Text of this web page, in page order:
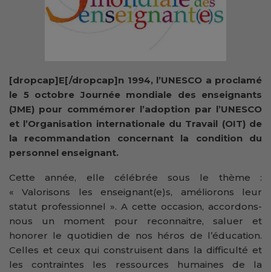
[dropcap]E[/dropcap]n 1994, l’UNESCO a proclamé
le 5 octobre Journée mondiale des enseignants
(JME) pour commémorer l’adoption par l’UNESCO
et l’Organisation internationale du Travail (OIT) de
la recommandation concernant la condition du
personnel enseignant.
Cette année, elle célébrée sous le thème :
« Valorisons les enseignant(e)s, améliorons leur
statut professionnel ». A cette occasion, accordons-
nous un moment pour reconnaitre, saluer et
honorer le quotidien de nos héros de l’éducation.
Celles et ceux qui construisent dans la difficulté et
les contraintes les ressources humaines de la